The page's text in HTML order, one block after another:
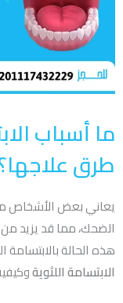
ما أسباب
طرق
يعاني بعض الأشخاص من
الضحك، مما قد يزيد من
هذه الحالة
الابتسامة اللثوية